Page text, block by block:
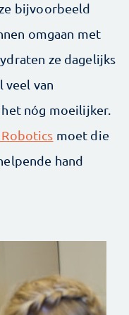
bijvoorbeeld
omgaan met
ze dagelijks
veel van
nóg moeilijker.
moet die
hand